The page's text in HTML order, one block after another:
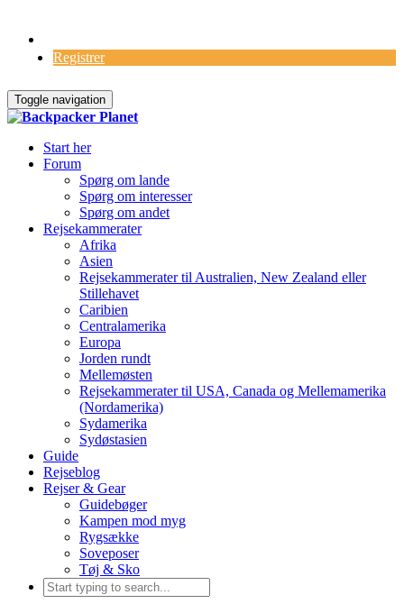
Registrer
Toggle navigation
Start her
Forum
Spørg om lande
Spørg om interesser
Spørg om andet
Rejsekammerater
Afrika
Asien
Rejsekammerater til Australien, New Zealand eller
Stillehavet
Caribien
Centralamerika
Europa
Jorden rundt
Mellemøsten
Rejsekammerater til USA, Canada og Mellemamerika
(Nordamerika)
Sydamerika
Sydøstasien
Guide
Rejseblog
Rejser & Gear
Guidebøger
Kampen mod myg
Rygsække
Soveposer
Tøj & Sko